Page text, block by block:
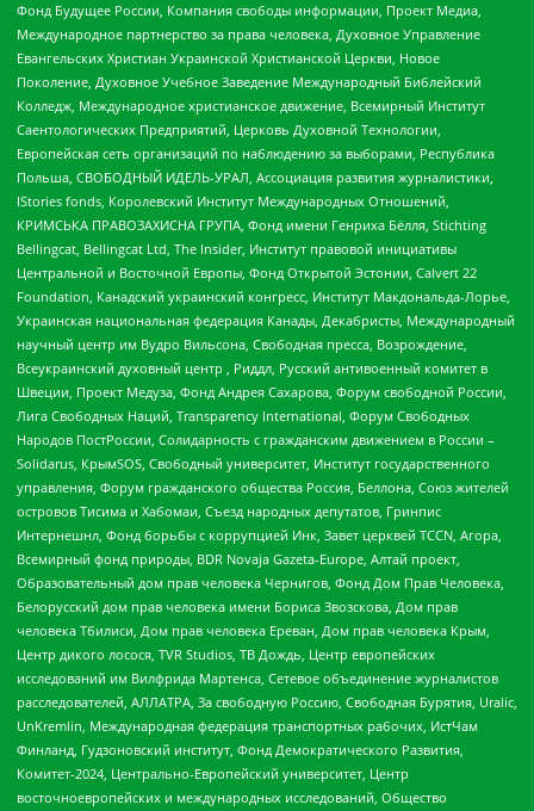
Фонд Будущее России, Компания свободы информации, Проект Медиа,
Международное партнерство за права человека, Духовное Управление
Евангельских Христиан Украинской Христианской Церкви, Новое
Поколение, Духовное Учебное Заведение Международный Библейский
Колледж, Международное христианское движение, Всемирный Институт
Саентологических Предприятий, Церковь Духовной Технологии,
Европейская сеть организаций по наблюдению за выборами, Республика
Польша, СВОБОДНЫЙ ИДЕЛЬ-УРАЛ, Ассоциация развития журналистики,
IStories fonds, Королевский Институт Международных Отношений,
КРИМСЬКА ПРАВОЗАХИСНА ГРУПА, Фонд имени Генриха Бёлля, Stichting
Bellingcat, Bellingcat Ltd, The Insider, Институт правовой инициативы
Центральной и Восточной Европы, Фонд Открытой Эстонии, Calvert 22
Foundation, Канадский украинский конгресс, Институт Макдональда-Лорье,
Украинская национальная федерация Канады, Декабристы, Международный
научный центр им Вудро Вильсона, Свободная пресса, Возрождение,
Всеукраинский духовный центр , Риддл, Русский антивоенный комитет в
Швеции, Проект Медуза, Фонд Андрея Сахарова, Форум свободной России,
Лига Свободных Наций, Transparеncy International, Форум Свободных
Народов ПостРоссии, Солидарность с гражданским движением в России –
Solidarus, КрымSOS, Свободный университет, Институт государственного
управления, Форум гражданского общества Россия, Беллона, Союз жителей
островов Тисима и Хабомаи, Съезд народных депутатов, Гринпис
Интернешнл, Фонд борьбы с коррупцией Инк, Завет церквей TCCN, Агора,
Всемирный фонд природы, BDR Novaja Gazeta-Europe, Алтай проект,
Образовательный дом прав человека Чернигов, Фонд Дом Прав Человека,
Белорусский дом прав человека имени Бориса Звозскова, Дом прав
человека Тбилиси, Дом прав человека Ереван, Дом прав человека Крым,
Центр дикого лосося, TVR Studios, ТВ Дождь, Центр европейских
исследований им Вилфрида Мартенса, Сетевое объединение журналистов
расследователей, АЛЛАТРА, За свободную Россию, Свободная Бурятия, Uralic,
UnKremlin, Международная федерация транспортных рабочих, ИстЧам
Финланд, Гудзоновский институт, Фонд Демократического Развития,
Комитет-2024, Центрально-Европейский университет, Центр
восточноевропейских и международных исследований, Общество